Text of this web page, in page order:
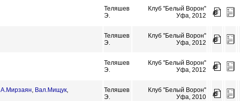
Теляшев
Э.
Клуб ''Белый Ворон''
Уфа, 2012
Теляшев
Э.
Клуб ''Белый Ворон''
Уфа, 2012
Теляшев
Э.
Клуб ''Белый Ворон''
Уфа, 2012
А.Мирзаян, Вал.Мищук,
Теляшев
Э.
Клуб ''Белый Ворон''
Уфа, 2010